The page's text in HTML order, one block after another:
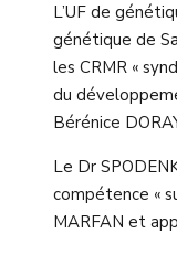
L’UF de
génétique de
les CRMR «
du
Bérénice
Le Dr
compétence «
MARFAN et